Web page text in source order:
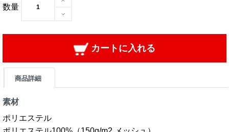
数量
カートに入れる
商品詳細
素材
ポリエステル